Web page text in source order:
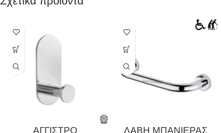
ΑΓΓΙΣΤΡΟ
ΛΑΒΗ ΜΠΑΝΙΕΡΑΣ